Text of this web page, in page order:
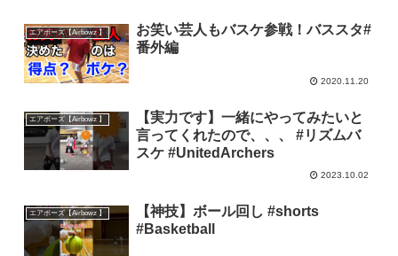
エアボーズ【Airbowz 】
お笑い芸人もバスケ参戦！バススタ#
番外編
2020.11.20
エアボーズ【Airbowz 】
【実力です】一緒にやってみたいと
言ってくれたので、、、 #リズムバ
スケ #UnitedArchers
2023.10.02
エアボーズ【Airbowz 】
【神技】ボール回し #shorts
#Basketball